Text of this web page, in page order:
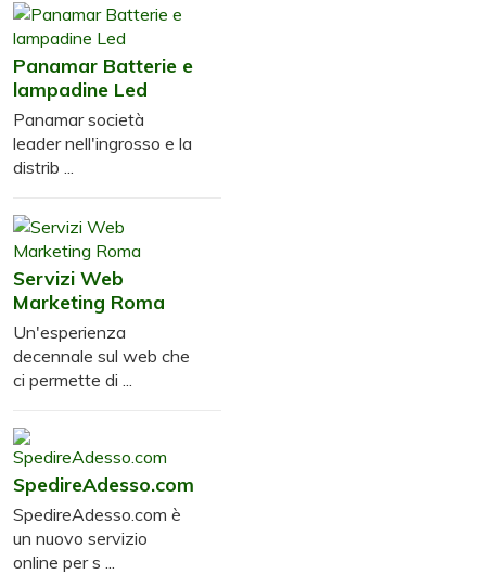
Panamar Batterie e
lampadine Led
Panamar società
leader nell'ingrosso e la
distrib ...
Servizi Web
Marketing Roma
Un'esperienza
decennale sul web che
ci permette di ...
SpedireAdesso.com
SpedireAdesso.com è
un nuovo servizio
online per s ...